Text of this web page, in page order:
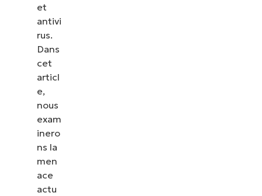
et
antivi
rus.
Dans
cet
articl
e,
nous
exam
inero
ns la
men
ace
actu